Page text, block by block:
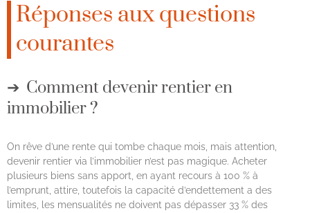
Réponses aux questions
courantes
Comment devenir rentier en
immobilier ?
On rêve d’une rente qui tombe chaque mois, mais attention,
devenir rentier via l’immobilier n’est pas magique. Acheter
plusieurs biens sans apport, en ayant recours à 100 % à
l’emprunt, attire, toutefois la capacité d’endettement a des
limites, les mensualités ne doivent pas dépasser 33 % des